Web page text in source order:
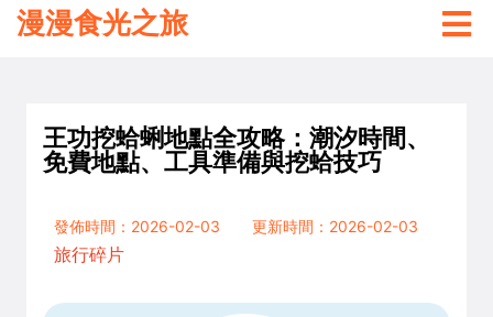
漫漫食光之旅
王功挖蛤蜊地點全攻略：潮汐時間、
免費地點、工具準備與挖蛤技巧
發佈時間：2026-02-03
更新時間：2026-02-03
旅行碎片